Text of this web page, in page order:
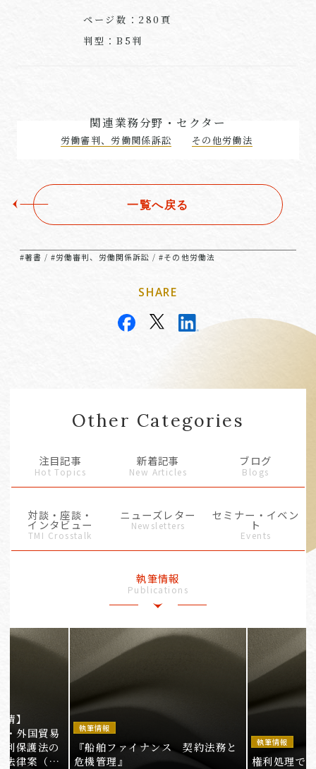
ページ数：280頁
判型：B5判
関連業務分野・セクター
労働審判、労働関係訴訟 その他労働法
一覧へ戻る
#著書 /#労働審判、労働関係訴訟 /#その他労働法
SHARE
Other Categories
注目記事
Hot Topics
新着記事
New Articles
ブログ
Blogs
対談・座談・
インタビュー
TMI Crosstalk
ニューズレター
Newsletters
セミナー・イベン
ト
Events
執筆情報
Publications
】
外国貿易
利保護法の
法律案（そ
執筆情報
『船舶ファイナンス 契約法務と
危機管理』
執筆情報
権利処理で